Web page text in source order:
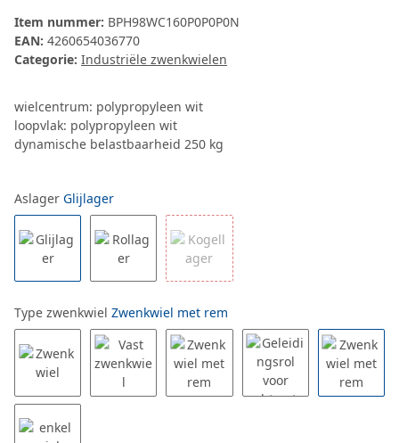
Item nummer: BPH98WC160P0P0P0N
EAN: 4260654036770
Categorie: Industriële zwenkwielen
wielcentrum: polypropyleen wit
loopvlak: polypropyleen wit
dynamische belastbaarheid 250 kg
Aslager Glijlager
Type zwenkwiel Zwenkwiel met rem